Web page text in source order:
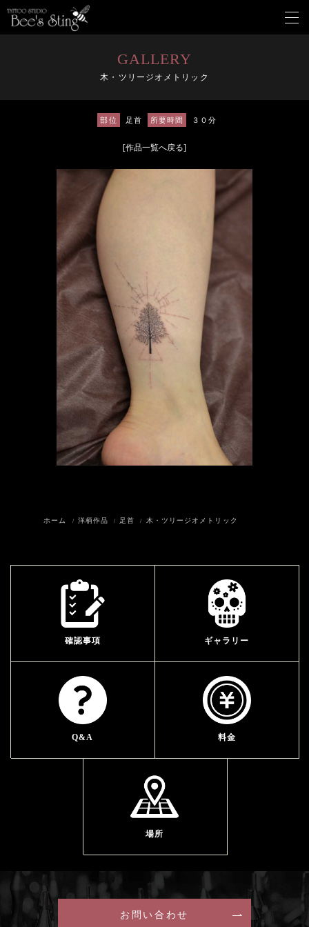
メ
ニ
GALLERY
木・ツリージオメトリック
部位 足首 所要時間 ３０分
ホーム 洋柄作品 足首 木・ツリージオメトリック
確認事項 ギャラリー
Q&A 料金
場所
お問い合わせ